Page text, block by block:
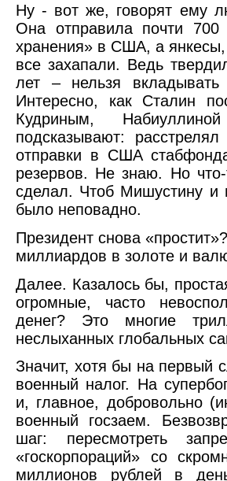
Ну - вот же, говорят ему
Она отправила почти
хранения» в США, а янкесы,
все захапали. Ведь
лет – нельзя
Интересно, как Сталин
Кудриным,
подсказывают:
отправки в США
резервов. Не знаю. Но
сделал. Чтоб Мишустину и
было неповадно.
Президент снова
миллиардов в золоте и
Далее. Казалось бы,
огромные, часто
денег? Это многие
неслыханных глобальных
Значит, хотя бы на первый
военный налог. На
и, главное, добровольно
военный госзаем.
шаг: пересмотреть
«госкорпораций» со
миллионов рублей в